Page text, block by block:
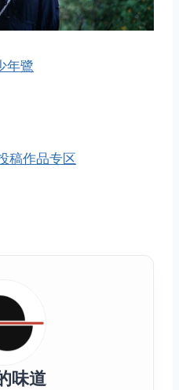
年鷺
稿作品专区
味道